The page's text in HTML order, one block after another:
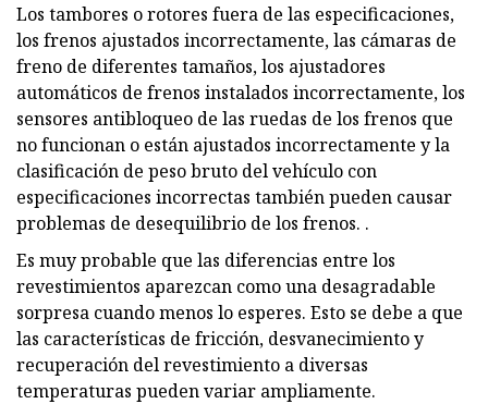
Los tambores o rotores fuera de las especificaciones,
los frenos ajustados incorrectamente, las cámaras de
freno de diferentes tamaños, los ajustadores
automáticos de frenos instalados incorrectamente, los
sensores antibloqueo de las ruedas de los frenos que
no funcionan o están ajustados incorrectamente y la
clasificación de peso bruto del vehículo con
especificaciones incorrectas también pueden causar
problemas de desequilibrio de los frenos. .
Es muy probable que las diferencias entre los
revestimientos aparezcan como una desagradable
sorpresa cuando menos lo esperes. Esto se debe a que
las características de fricción, desvanecimiento y
recuperación del revestimiento a diversas
temperaturas pueden variar ampliamente.